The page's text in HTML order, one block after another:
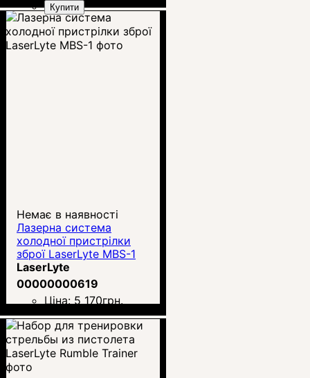
Купити
Немає в наявності
Лазерна система
холодної пристрілки
зброї LaserLyte MBS-1
LaserLyte
00000000619
Ціна: 5 170грн.